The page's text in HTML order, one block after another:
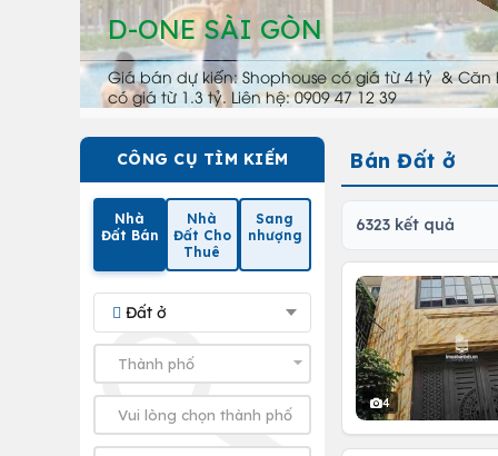
D-ONE SÀI GÒN
Giá bán dự kiến: Shophouse có giá từ 4 tỷ & Căn
có giá từ 1.3 tỷ. Liên hệ: 0909 47 12 39
CÔNG CỤ TÌM KIẾM
Nhà
Đất Bán
Nhà
Đất Cho
Thuê
Sang
nhượng
Đất ở
Bán Đất ở
6323 kết quả
4